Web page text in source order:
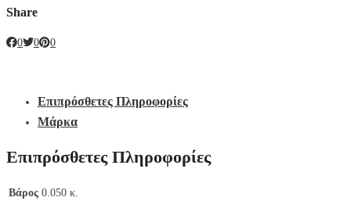
Share
0 0 0
Επιπρόσθετες Πληροφορίες
Μάρκα
Επιπρόσθετες Πληροφορίες
Βάρος 0.050 κ.